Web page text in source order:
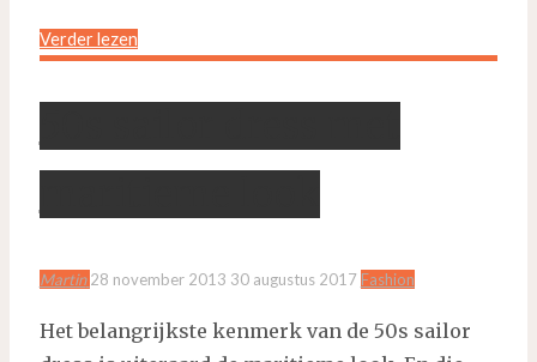
Verder lezen"Jaren
50
Martin 28 november 2013 30 augustus 2017 Fashion
Het belangrijkste kenmerk van de 50s sailor